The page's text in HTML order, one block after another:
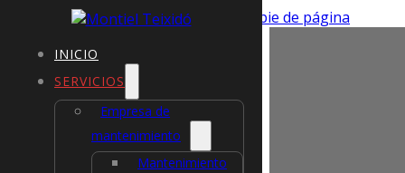
Saltar al contenido principal Saltar al pie de página
INICIO
SERVICIOS
Empresa de
mantenimiento
Mantenimiento